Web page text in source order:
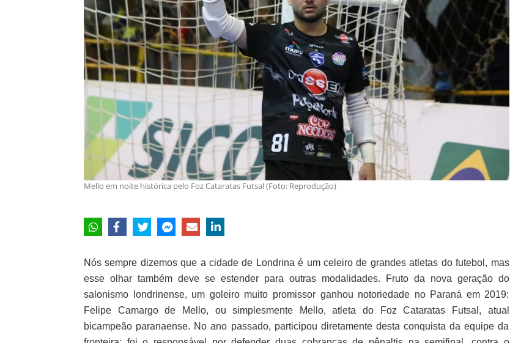
Mello em noite histórica pelo Foz Cataratas Futsal (Foto: Reprodução)
Nós sempre dizemos que a cidade de Londrina é um celeiro de grandes atletas do futebol, mas
esse olhar também deve se estender para outras modalidades. Fruto da nova geração do
salonismo londrinense, um goleiro muito promissor ganhou notoriedade no Paraná em 2019:
Felipe Camargo de Mello, ou simplesmente Mello, atleta do Foz Cataratas Futsal, atual
bicampeão paranaense. No ano passado, participou diretamente desta conquista da equipe da